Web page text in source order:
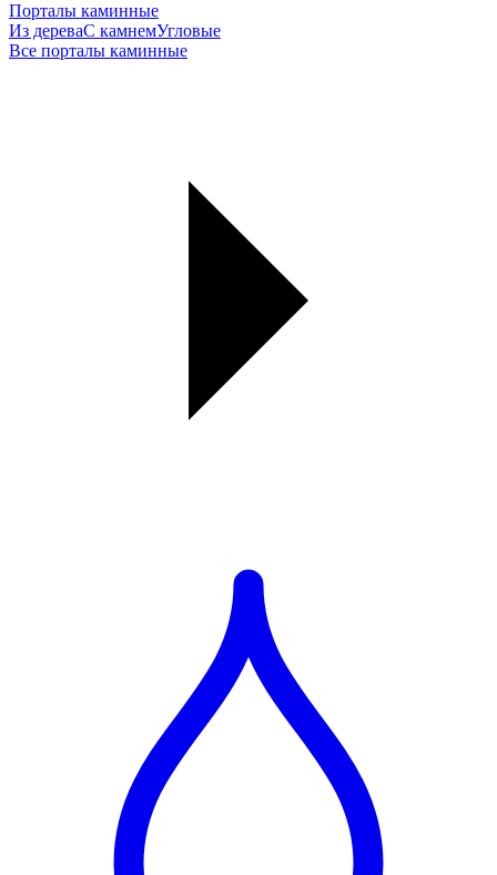
Порталы каминные
Из дереваС камнемУгловые
Все порталы каминные